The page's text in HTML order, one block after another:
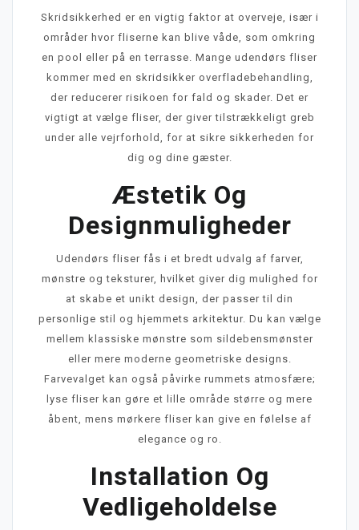
Skridsikkerhed er en vigtig faktor at overveje, især i
områder hvor fliserne kan blive våde, som omkring
en pool eller på en terrasse. Mange udendørs fliser
kommer med en skridsikker overfladebehandling,
der reducerer risikoen for fald og skader. Det er
vigtigt at vælge fliser, der giver tilstrækkeligt greb
under alle vejrforhold, for at sikre sikkerheden for
dig og dine gæster.
Æstetik Og
Designmuligheder
Udendørs fliser fås i et bredt udvalg af farver,
mønstre og teksturer, hvilket giver dig mulighed for
at skabe et unikt design, der passer til din
personlige stil og hjemmets arkitektur. Du kan vælge
mellem klassiske mønstre som sildebensmønster
eller mere moderne geometriske designs.
Farvevalget kan også påvirke rummets atmosfære;
lyse fliser kan gøre et lille område større og mere
åbent, mens mørkere fliser kan give en følelse af
elegance og ro.
Installation Og
Vedligeholdelse